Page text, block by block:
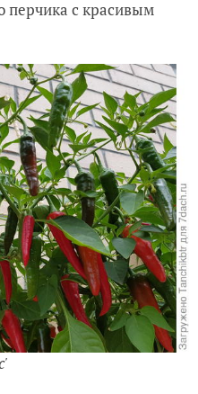
перчика с красивым